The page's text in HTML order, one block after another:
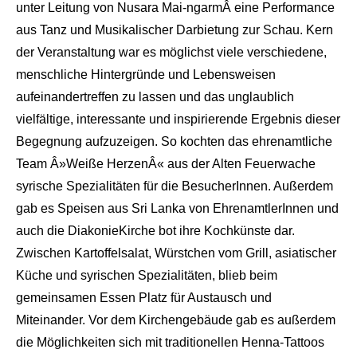
unter Leitung von Nusara Mai-ngarmÂ eine Performance
aus Tanz und Musikalischer Darbietung zur Schau. Kern
der Veranstaltung war es möglichst viele verschiedene,
menschliche Hintergründe und Lebensweisen
aufeinandertreffen zu lassen und das unglaublich
vielfältige, interessante und inspirierende Ergebnis dieser
Begegnung aufzuzeigen. So kochten das ehrenamtliche
Team Â»Weiße HerzenÂ« aus der Alten Feuerwache
syrische Spezialitäten für die BesucherInnen. Außerdem
gab es Speisen aus Sri Lanka von EhrenamtlerInnen und
auch die DiakonieKirche bot ihre Kochkünste dar.
Zwischen Kartoffelsalat, Würstchen vom Grill, asiatischer
Küche und syrischen Spezialitäten, blieb beim
gemeinsamen Essen Platz für Austausch und
Miteinander. Vor dem Kirchengebäude gab es außerdem
die Möglichkeiten sich mit traditionellen Henna-Tattoos